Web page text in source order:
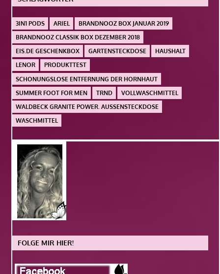
3IN1 PODS ARIEL
BRANDNOOZ BOX JANUAR 2019
BRANDNOOZ CLASSIK BOX DEZEMBER 2018
EIS.DE GESCHENKBOX
GARTENSTECKDOSE
HAUSHALT
LENOR
PRODUKTTEST
SCHONUNGSLOSE ENTFERNUNG DER HORNHAUT
SUMMER FOOT FOR MEN
TRND
VOLLWASCHMITTEL
WALDBECK GRANITE POWER. AUSSENSTECKDOSE
WASCHMITTEL
FOLGE MIR HIER!